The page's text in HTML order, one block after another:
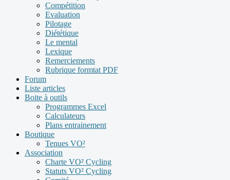
Compétition
Evaluation
Pilotage
Diététique
Le mental
Lexique
Remerciements
Rubrique formtat PDF
Forum
Liste articles
Boite à outils
Programmes Excel
Calculateurs
Plans entrainement
Boutique
Tenues VO²
Association
Charte VO² Cycling
Statuts VO² Cycling